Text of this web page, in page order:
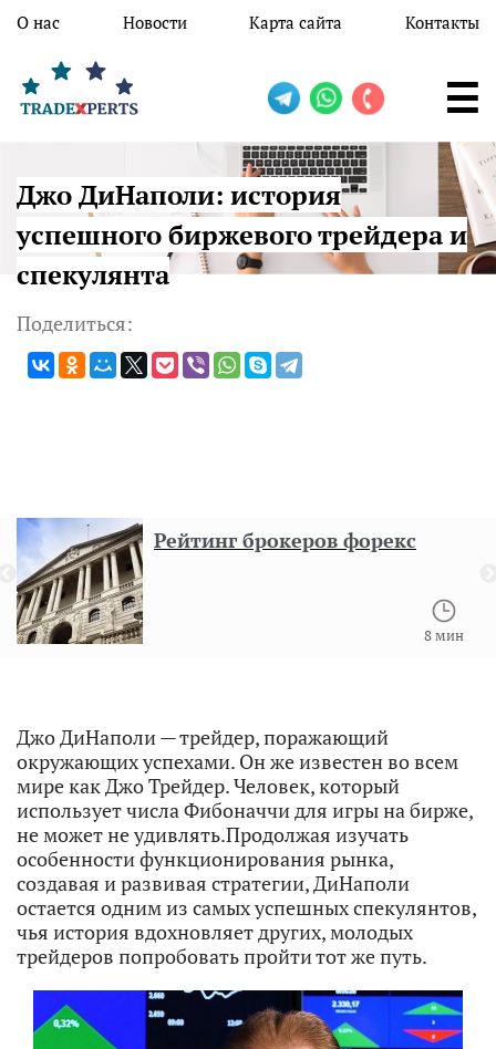
Перейти к основному содержанию
О нас Новости Карта сайта Контакты
Джо ДиНаполи: история
успешного биржевого трейдера и
спекулянта
Поделиться:
Рейтинг брокеров форекс
8 мин
Джо ДиНаполи — трейдер, поражающий
окружающих успехами. Он же известен во всем
мире как Джо Трейдер. Человек, который
использует числа Фибоначчи для игры на бирже,
не может не удивлять.Продолжая изучать
особенности функционирования рынка,
создавая и развивая стратегии, ДиНаполи
остается одним из самых успешных спекулянтов,
чья история вдохновляет других, молодых
трейдеров попробовать пройти тот же путь.